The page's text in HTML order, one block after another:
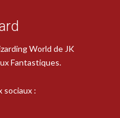
World de JK
Fantastiques.
sociaux :